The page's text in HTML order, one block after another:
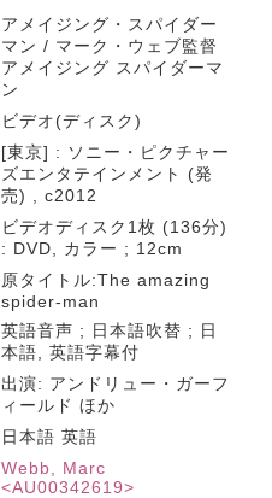
アメイジング・スパイダー
マン / マーク・ウェブ監督
アメイジング スパイダーマ
ン
ビデオ(ディスク)
[東京] : ソニー・ピクチャー
ズエンタテインメント (発
売) , c2012
ビデオディスク1枚 (136分)
: DVD, カラー ; 12cm
原タイトル:The amazing
spider-man
英語音声 ; 日本語吹替 ; 日
本語, 英語字幕付
出演: アンドリュー・ガーフ
ィールド ほか
日本語 英語
Webb, Marc
<AU00342619>